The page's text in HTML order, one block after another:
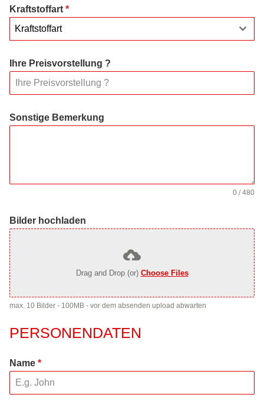
Kraftstoffart *
Kraftstoffart
Ihre Preisvorstellung ?
Sonstige Bemerkung
0 / 480
Bilder hochladen
Drag and Drop (or) Choose Files
max. 10 Bilder - 100MB - vor dem absenden upload abwarten
PERSONENDATEN
Name *